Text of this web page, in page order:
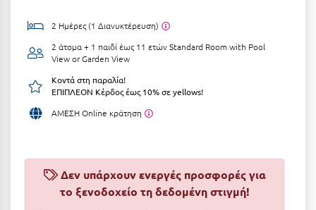
Αργολίδα
Αριδαία
Αρκίτσα
Αρτέμιδα
Αστυπάλαια
Ξενοδοχεία 3 Αστέρων
Ξενοδοχεία 4 Αστέρων
Ξενοδοχεία 5 Αστέρων
Ενοικιαζόμενα Δωμάτια
Διαμερίσματα
2 Ημέρες (1 Διανυκτέρευση)
2 άτομα + 1 παιδί έως 11 ετώνStandard Room with Pool
View or Garden View
Κοντά στη παραλία!
ΕΠΙΠΛΕΟΝ Κέρδος έως 10% σε yellows!
ΑΜΕΣΗ Online κράτηση
Δεν υπάρχουν ενεργές προσφορές για
το ξενοδοχείο τη δεδομένη στιγμή!